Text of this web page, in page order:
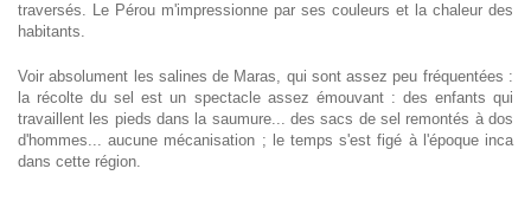
traversés. Le Pérou m'impressionne par ses couleurs et la chaleur des
habitants.
Voir absolument les salines de Maras, qui sont assez peu fréquentées :
la récolte du sel est un spectacle assez émouvant : des enfants qui
travaillent les pieds dans la saumure... des sacs de sel remontés à dos
d'hommes... aucune mécanisation ; le temps s'est figé à l'époque inca
dans cette région.